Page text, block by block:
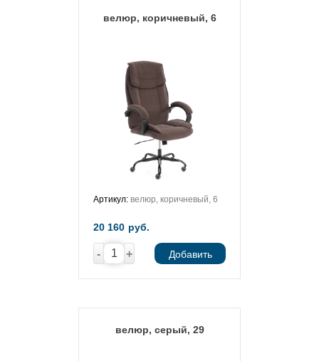
велюр, коричневый, 6
Артикул: велюр, коричневый, 6
20 160 руб.
- + Добавить
велюр, серый, 29